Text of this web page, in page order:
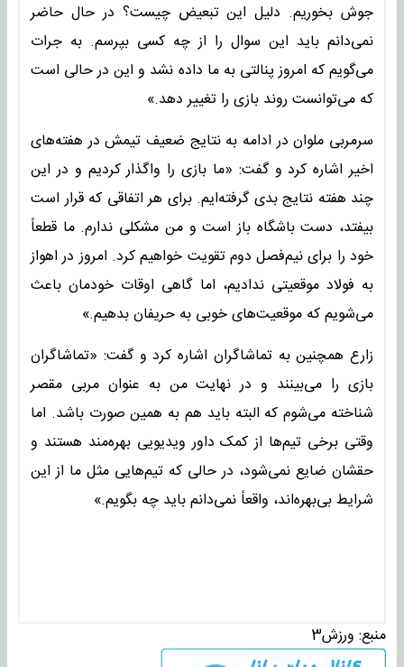
جوش بخوریم. دلیل این تبعیض چیست؟ در حال حاضر
نمی‌دانم باید این سوال را از چه کسی بپرسم. به جرات
می‌گویم که امروز پنالتی به ما داده نشد و این در حالی است
که می‌توانست روند بازی را تغییر دهد.»
سرمربی ملوان در ادامه به نتایج ضعیف تیمش در هفته‌های
اخیر اشاره کرد و گفت: «ما بازی را واگذار کردیم و در این
چند هفته نتایج بدی گرفته‌ایم. برای هر اتفاقی که قرار است
بیفتد، دست باشگاه باز است و من مشکلی ندارم. ما قطعاً
خود را برای نیم‌فصل دوم تقویت خواهیم کرد. امروز در اهواز
به فولاد موقعیتی ندادیم، اما گاهی اوقات خودمان باعث
می‌شویم که موقعیت‌های خوبی به حریفان بدهیم.»
زارع همچنین به تماشاگران اشاره کرد و گفت: «تماشاگران
بازی را می‌بینند و در نهایت من به عنوان مربی مقصر
شناخته می‌شوم که البته باید هم به همین صورت باشد. اما
وقتی برخی تیم‌ها از کمک داور ویدیویی بهره‌مند هستند و
حقشان ضایع نمی‌شود، در حالی که تیم‌هایی مثل ما از این
شرایط بی‌بهره‌اند، واقعاً نمی‌دانم باید چه بگویم.»
منبع: ورزش3